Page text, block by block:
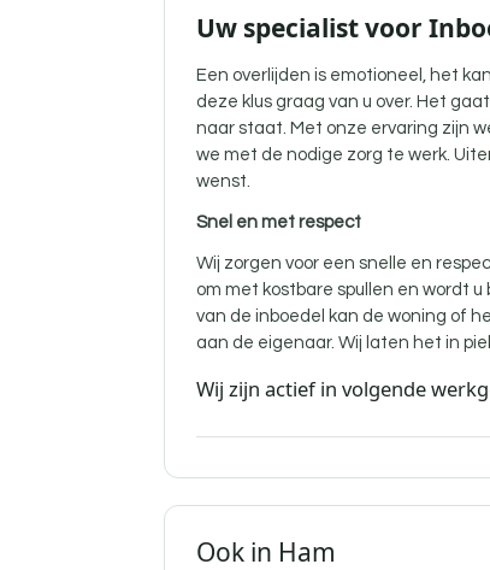
Uw specialist voor
Een overlijden is emotioneel, het
deze klus graag van u over. Het
naar staat. Met onze ervaring zijn
we met de nodige zorg te werk.
wenst.
Snel en met respect
Wij zorgen voor een snelle en
om met kostbare spullen en wordt
van de inboedel kan de woning of
aan de eigenaar. Wij laten het in
Wij zijn actief in volgende
Ook in Ham